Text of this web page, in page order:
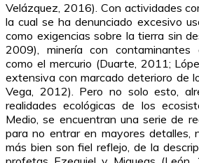
Velázquez, 2016). Con actividades
la cual se ha denunciado excesivo
como exigencias sobre la tierra sin
2009), minería con contaminantes
como el mercurio (Duarte, 2011;
extensiva con marcado deterioro de
Vega, 2012). Pero no solo esto,
realidades ecológicas de los
Medio, se encuentran una serie de
para no entrar en mayores detalles,
más bien son fiel reflejo, de la